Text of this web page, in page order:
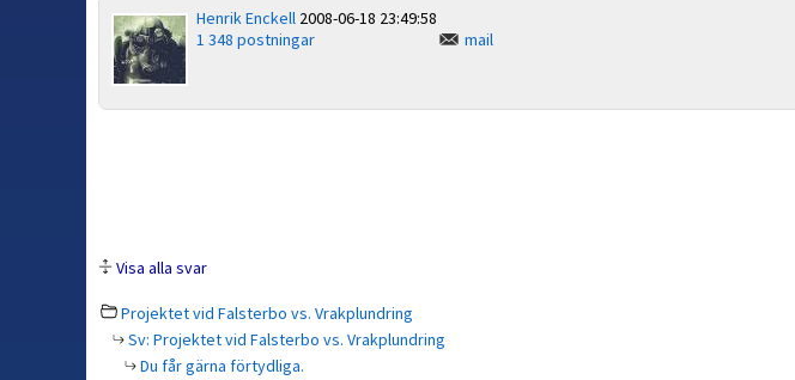
Henrik Enckell 2008-06-18 23:49:58
1 348 postningar
mail
Visa alla svar
Projektet vid Falsterbo vs. Vrakplundring
Sv: Projektet vid Falsterbo vs. Vrakplundring
Du får gärna förtydliga.